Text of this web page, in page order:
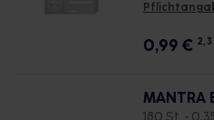
0,99 € 2, 3
MANTRA
180 St. •